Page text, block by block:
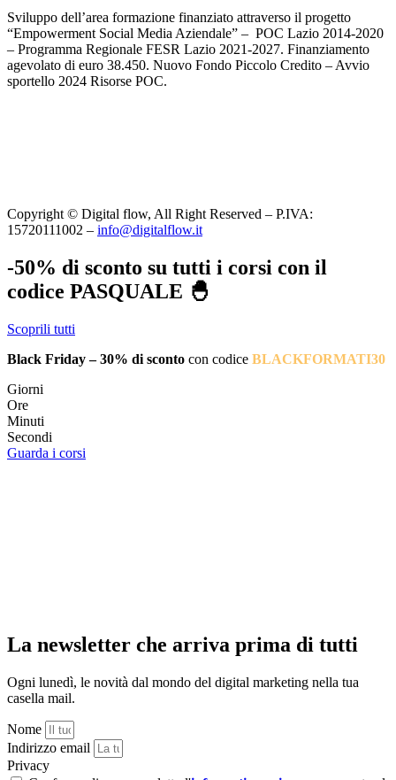
Sviluppo dell’area formazione finanziato attraverso il progetto
“Empowerment Social Media Aziendale” – POC Lazio 2014-2020
– Programma Regionale FESR Lazio 2021-2027. Finanziamento
agevolato di euro 38.450. Nuovo Fondo Piccolo Credito – Avvio
sportello 2024 Risorse POC.
Copyright © Digital flow, All Right Reserved – P.IVA:
15720111002 – info@digitalflow.it
-50% di sconto su tutti i corsi con il
codice PASQUALE 🐣
Scoprili tutti
Black Friday – 30% di sconto con codice BLACKFORMATI30
Giorni
Ore
Minuti
Secondi
Guarda i corsi
La newsletter che arriva prima di tutti
Ogni lunedì, le novità dal mondo del digital marketing nella tua
casella mail.
Nome
Indirizzo email
Privacy